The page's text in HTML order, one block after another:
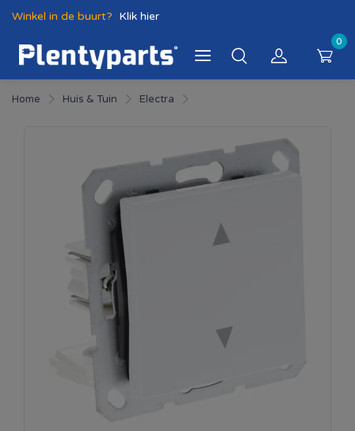
Winkel in de buurt? Klik hier
0
Home Huis & Tuin Electra